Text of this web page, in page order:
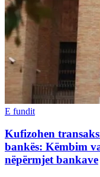
E fundit
Kufizohen
bankës: Këmbim
nëpërmjet bankave